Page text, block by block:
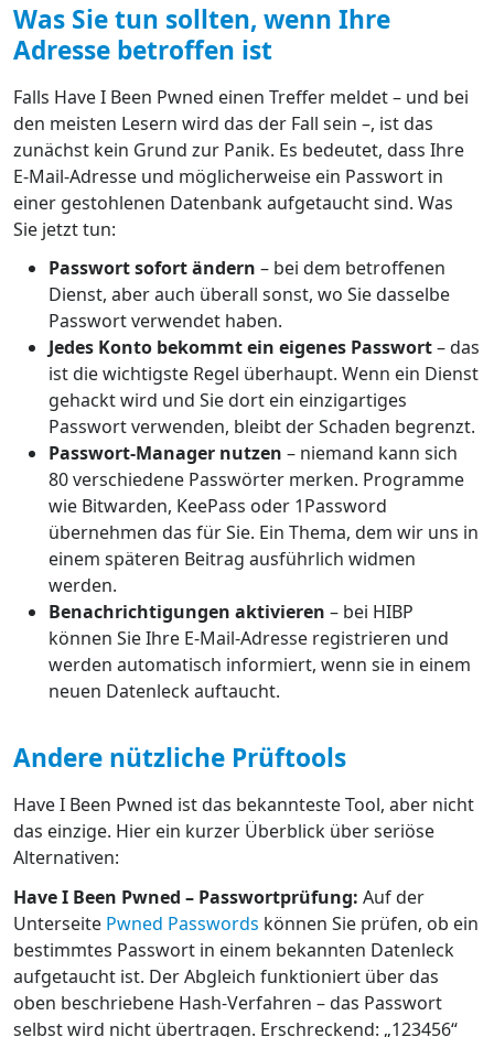
Was Sie tun sollten, wenn Ihre
Adresse betroffen ist
Falls Have I Been Pwned einen Treffer meldet – und bei
den meisten Lesern wird das der Fall sein –, ist das
zunächst kein Grund zur Panik. Es bedeutet, dass Ihre
E-Mail-Adresse und möglicherweise ein Passwort in
einer gestohlenen Datenbank aufgetaucht sind. Was
Sie jetzt tun:
Passwort sofort ändern – bei dem betroffenen
Dienst, aber auch überall sonst, wo Sie dasselbe
Passwort verwendet haben.
Jedes Konto bekommt ein eigenes Passwort– das
ist die wichtigste Regel überhaupt. Wenn ein Dienst
gehackt wird und Sie dort ein einzigartiges
Passwort verwenden, bleibt der Schaden begrenzt.
Passwort-Manager nutzen – niemand kann sich
80 verschiedene Passwörter merken. Programme
wie Bitwarden, KeePass oder 1Password
übernehmen das für Sie. Ein Thema, dem wir uns in
einem späteren Beitrag ausführlich widmen
werden.
Benachrichtigungen aktivieren – bei HIBP
können Sie Ihre E-Mail-Adresse registrieren und
werden automatisch informiert, wenn sie in einem
neuen Datenleck auftaucht.
Andere nützliche Prüftools
Have I Been Pwned ist das bekannteste Tool, aber nicht
das einzige. Hier ein kurzer Überblick über seriöse
Alternativen:
Have I Been Pwned – Passwortprüfung: Auf der
Unterseite Pwned Passwords können Sie prüfen, ob ein
bestimmtes Passwort in einem bekannten Datenleck
aufgetaucht ist. Der Abgleich funktioniert über das
oben beschriebene Hash-Verfahren – das Passwort
selbst wird nicht übertragen. Erschreckend: „123456“